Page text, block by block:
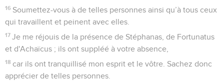
16 Soumettez-vous à de telles personnes ainsi qu’à tous ceux
qui travaillent et peinent avec elles.
17 Je me réjouis de la présence de Stéphanas, de Fortunatus
et d'Achaïcus ; ils ont suppléé à votre absence,
18 car ils ont tranquillisé mon esprit et le vôtre. Sachez donc
apprécier de telles personnes.